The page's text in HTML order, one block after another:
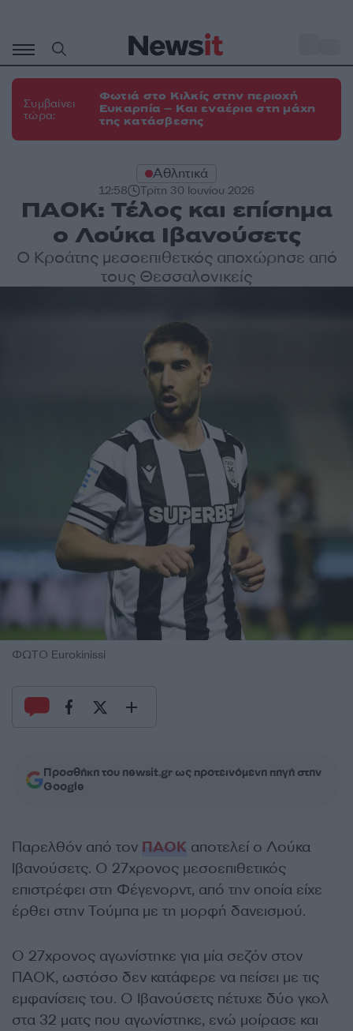
περιεχόμενο
Συμβαίνει
τώρα:
Φωτιά στο Κιλκίς στην περιοχή
Ευκαρπία – Και εναέρια στη μάχη
της κατάσβεσης
Αθλητικά
12:58 Τρίτη 30 Ιουνίου 2026
ΠΑΟΚ: Τέλος και επίσημα
ο Λούκα Ιβανούσετς
Ο Κροάτης μεσοεπιθετκός αποχώρησε από
τους Θεσσαλονικείς
ΦΩΤΟ Eurokinissi
Προσθήκη του newsit.gr ως προτεινόμενη πηγή στην
Google
Παρελθόν από τον ΠΑΟΚ αποτελεί ο Λούκα
Ιβανούσετς. Ο 27χρονος μεσοεπιθετικός
επιστρέφει στη Φέγενορντ, από την οποία είχε
έρθει στην Τούμπα με τη μορφή δανεισμού.
Ο 27χρονος αγωνίστηκε για μία σεζόν στον
ΠΑΟΚ, ωστόσο δεν κατάφερε να πείσει με τις
εμφανίσεις του. Ο Ιβανούσετς πέτυχε δύο γκολ
στα 32 ματς που αγωνίστηκε, ενώ μοίρασε και